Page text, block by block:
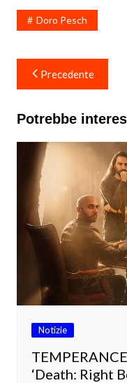
Doro Pesch
Navigazione
articoli
Precedente
Potrebbe
Notizie
‘Death: Right